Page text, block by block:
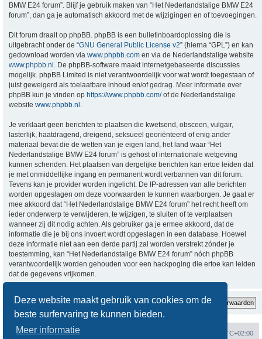
Deze website maakt gebruik van cookies om de
beste surfervaring te kunnen bieden.
Meer informatie
BMW E24 forum”. Blijf je gebruik maken van “Het Nederlandstalige BMW E24
forum”, dan ga je automatisch akkoord met de wijzigingen en of toevoegingen.
Dit forum draait op phpBB. phpBB is een bulletinboardoplossing die is
uitgebracht onder de “GNU General Public License v2” (hierna “GPL”) en kan
gedownload worden via www.phpbb.com en via de Nederlandstalige website
www.phpbb.nl . De phpBB-software maakt internetgebaseerde discussies
mogelijk. phpBB Limited is niet verantwoordelijk voor wat wordt toegestaan of
juist geweigerd als toelaatbare inhoud en/of gedrag. Meer informatie over
phpBB kun je vinden op https://www.phpbb.com/of de Nederlandstalige
website www.phpbb.nl .
Je verklaart geen berichten te plaatsen die kwetsend, obsceen, vulgair,
lasterlijk, haatdragend, dreigend, seksueel georiënteerd of enig ander
materiaal bevat die de wetten van je eigen land, het land waar “Het
Nederlandstalige BMW E24 forum” is gehost of internationale wetgeving
kunnen schenden. Het plaatsen van dergelijke berichten kan ertoe leiden dat
je met onmiddellijke ingang en permanent wordt verbannen van dit forum.
Tevens kan je provider worden ingelicht. De IP-adressen van alle berichten
worden opgeslagen om deze voorwaarden te kunnen waarborgen. Je gaat er
mee akkoord dat “Het Nederlandstalige BMW E24 forum” het recht heeft om
ieder onderwerp te verwijderen, te wijzigen, te sluiten of te verplaatsen
wanneer zij dit nodig achten. Als gebruiker ga je ermee akkoord, dat de
informatie die je bij ons invoert wordt opgeslagen in een database. Hoewel
deze informatie niet aan een derde partij zal worden verstrekt zónder je
toestemming, kan “Het Nederlandstalige BMW E24 forum” nóch phpBB
verantwoordelijk worden gehouden voor een hackpoging die ertoe kan leiden
dat de gegevens vrijkomen.
Forumoverzicht UTC+02:00